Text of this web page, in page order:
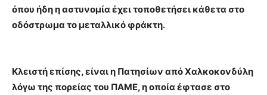
όπου ήδη η αστυνομία έχει τοποθετήσει κάθετα στο
οδόστρωμα το μεταλλικό φράκτη.
Kλειστή επίσης, είναι η Πατησίων από Χαλκοκονδύλη
λόγω της πορείας του ΠΑΜΕ, η οποία έφτασε στο